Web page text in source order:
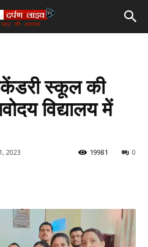
स्कूल की
विद्यालय में
2023 0
19981